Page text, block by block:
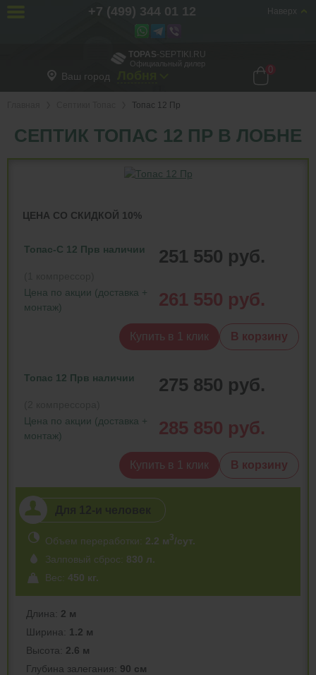
TOPAS-SEPTIKI.RU
Официальный дилер
Ваш город
0
Топас 12 Пр
СЕПТИК ТОПАС 12 ПР В ЛОБНЕ
ЦЕНА СО СКИДКОЙ 10%
Топас-С 12 Прв наличии 251 550 руб.
Цена по акции (доставка +
монтаж)
261 550 руб.
Купить в 1 клик В корзину
Топас 12 Прв наличии 275 850 руб.
Цена по акции (доставка +
монтаж)
285 850 руб.
Купить в 1 клик В корзину
Объем переработки: 2.2 м3/сут.
Залповый сброс: 830 л.
Вес: 450 кг.
Длина: 2 м
Ширина: 1.2 м
Высота: 2.6 м
Глубина залегания: 90 см
Наверх
+7 (499) 344 01 12